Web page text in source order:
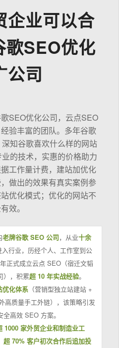
企业可以合
歌SEO优化
公司
SEO优化公司，云点SEO
验丰富的团队。多年谷歌
知谷歌喜欢什么样的网站
的技术，实惠的价格助力
工作量计费，建站加优化
做出的效果有真实案例参
优化模式；优化的网站不
效。
老牌谷歌 SEO 公司，从业十余
行业，历经个人、工作室到公
正式成立云点 SEO（宿迁文韬
），积累超 10 年实战经验。
优化体系（营销型独立站建站 +
高质量手工外链），该策略引发
高效 SEO 方案。
1000 家外贸企业和制造业工
超 70% 客户初次合作后追加投